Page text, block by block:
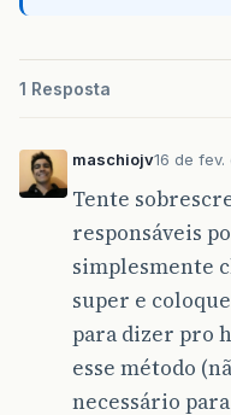
1 Resposta
maschiojv16 de fev.
Tente
responsáveis
simplesmente
super e
para dizer pro
esse método
necessário